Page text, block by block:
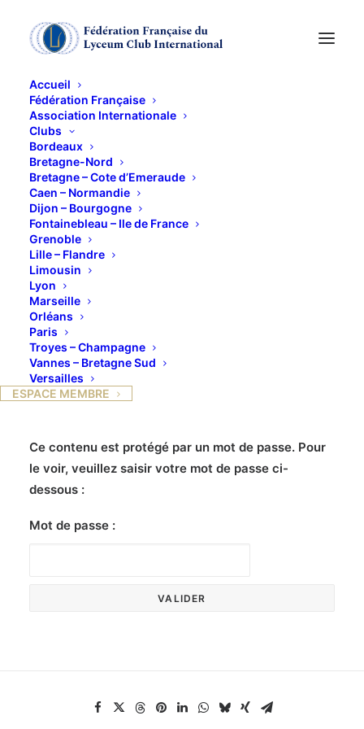
Accueil
Fédération Française
Association Internationale
Clubs
Bordeaux
Bretagne-Nord
Bretagne – Cote d’Emeraude
Caen – Normandie
Dijon – Bourgogne
Fontainebleau – Ile de France
Grenoble
Lille – Flandre
Limousin
Lyon
Marseille
Orléans
Paris
Troyes – Champagne
Vannes – Bretagne Sud
Versailles
ESPACE MEMBRE
L'ETONNANT ET
EXCEPTIONNEL
PERIPLE D'UNE
JEUNE ORLEANAISE
Ce contenu est protégé par un mot de passe. Pour
le voir, veuillez saisir votre mot de passe ci-
dessous :
Mot de passe :